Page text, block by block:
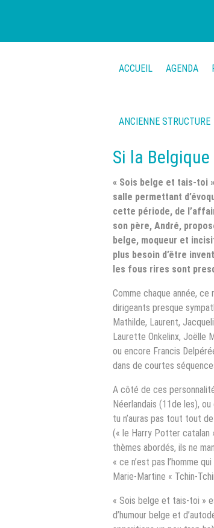
ACCUEIL AGENDA
ANCIENNE STRUCTURE
Si la
« Sois belge et tais-toi
salle permettant
cette période, de
son père, André,
belge, moqueur et
plus besoin d’être
les fous rires sont
Comme chaque année,
dirigeants presque
Mathilde, Laurent,
Laurette Onkelinx, Joëlle
ou encore Francis
dans de courtes
A côté de ces
Néerlandais (11de les),
tu n’auras pas tout tout
(« le Harry Potter catalan
thèmes abordés, ils ne
« ce n’est pas l’homme
Marie-Martine « Tchin-
« Sois belge et tais-toi »
d’humour belge et